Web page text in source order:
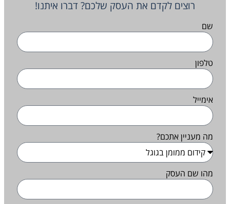
רוצים לקדם את העסק שלכם? דברו איתנו!
שם
טלפון
אימייל
מה מעניין אתכם?
מהו שם העסק